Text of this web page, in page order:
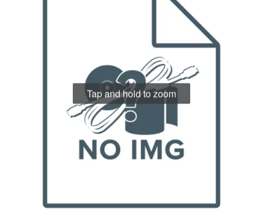
Tap and hold to zoom